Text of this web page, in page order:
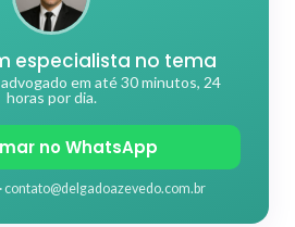
especialista no tema
em até 30 minutos, 24
horas por dia.
no WhatsApp
contato@delgadoazevedo.com.br